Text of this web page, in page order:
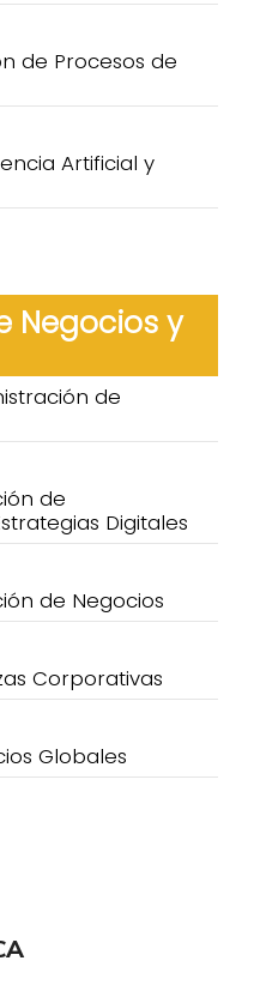
de Procesos de
Artificial y
Negocios y
de
de
Digitales
de Negocios
Corporativas
Globales